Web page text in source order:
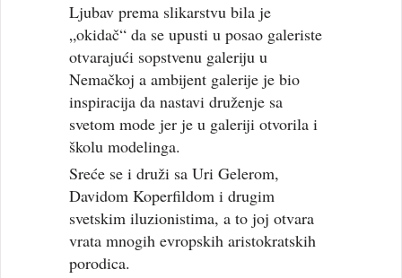
Ljubav prema slikarstvu bila je
„okidač“ da se upusti u posao galeriste
otvarajući sopstvenu galeriju u
Nemačkoj a ambijent galerije je bio
inspiracija da nastavi druženje sa
svetom mode jer je u galeriji otvorila i
školu modelinga.
Sreće se i druži sa Uri Gelerom,
Davidom Koperfildom i drugim
svetskim iluzionistima, a to joj otvara
vrata mnogih evropskih aristokratskih
porodica.